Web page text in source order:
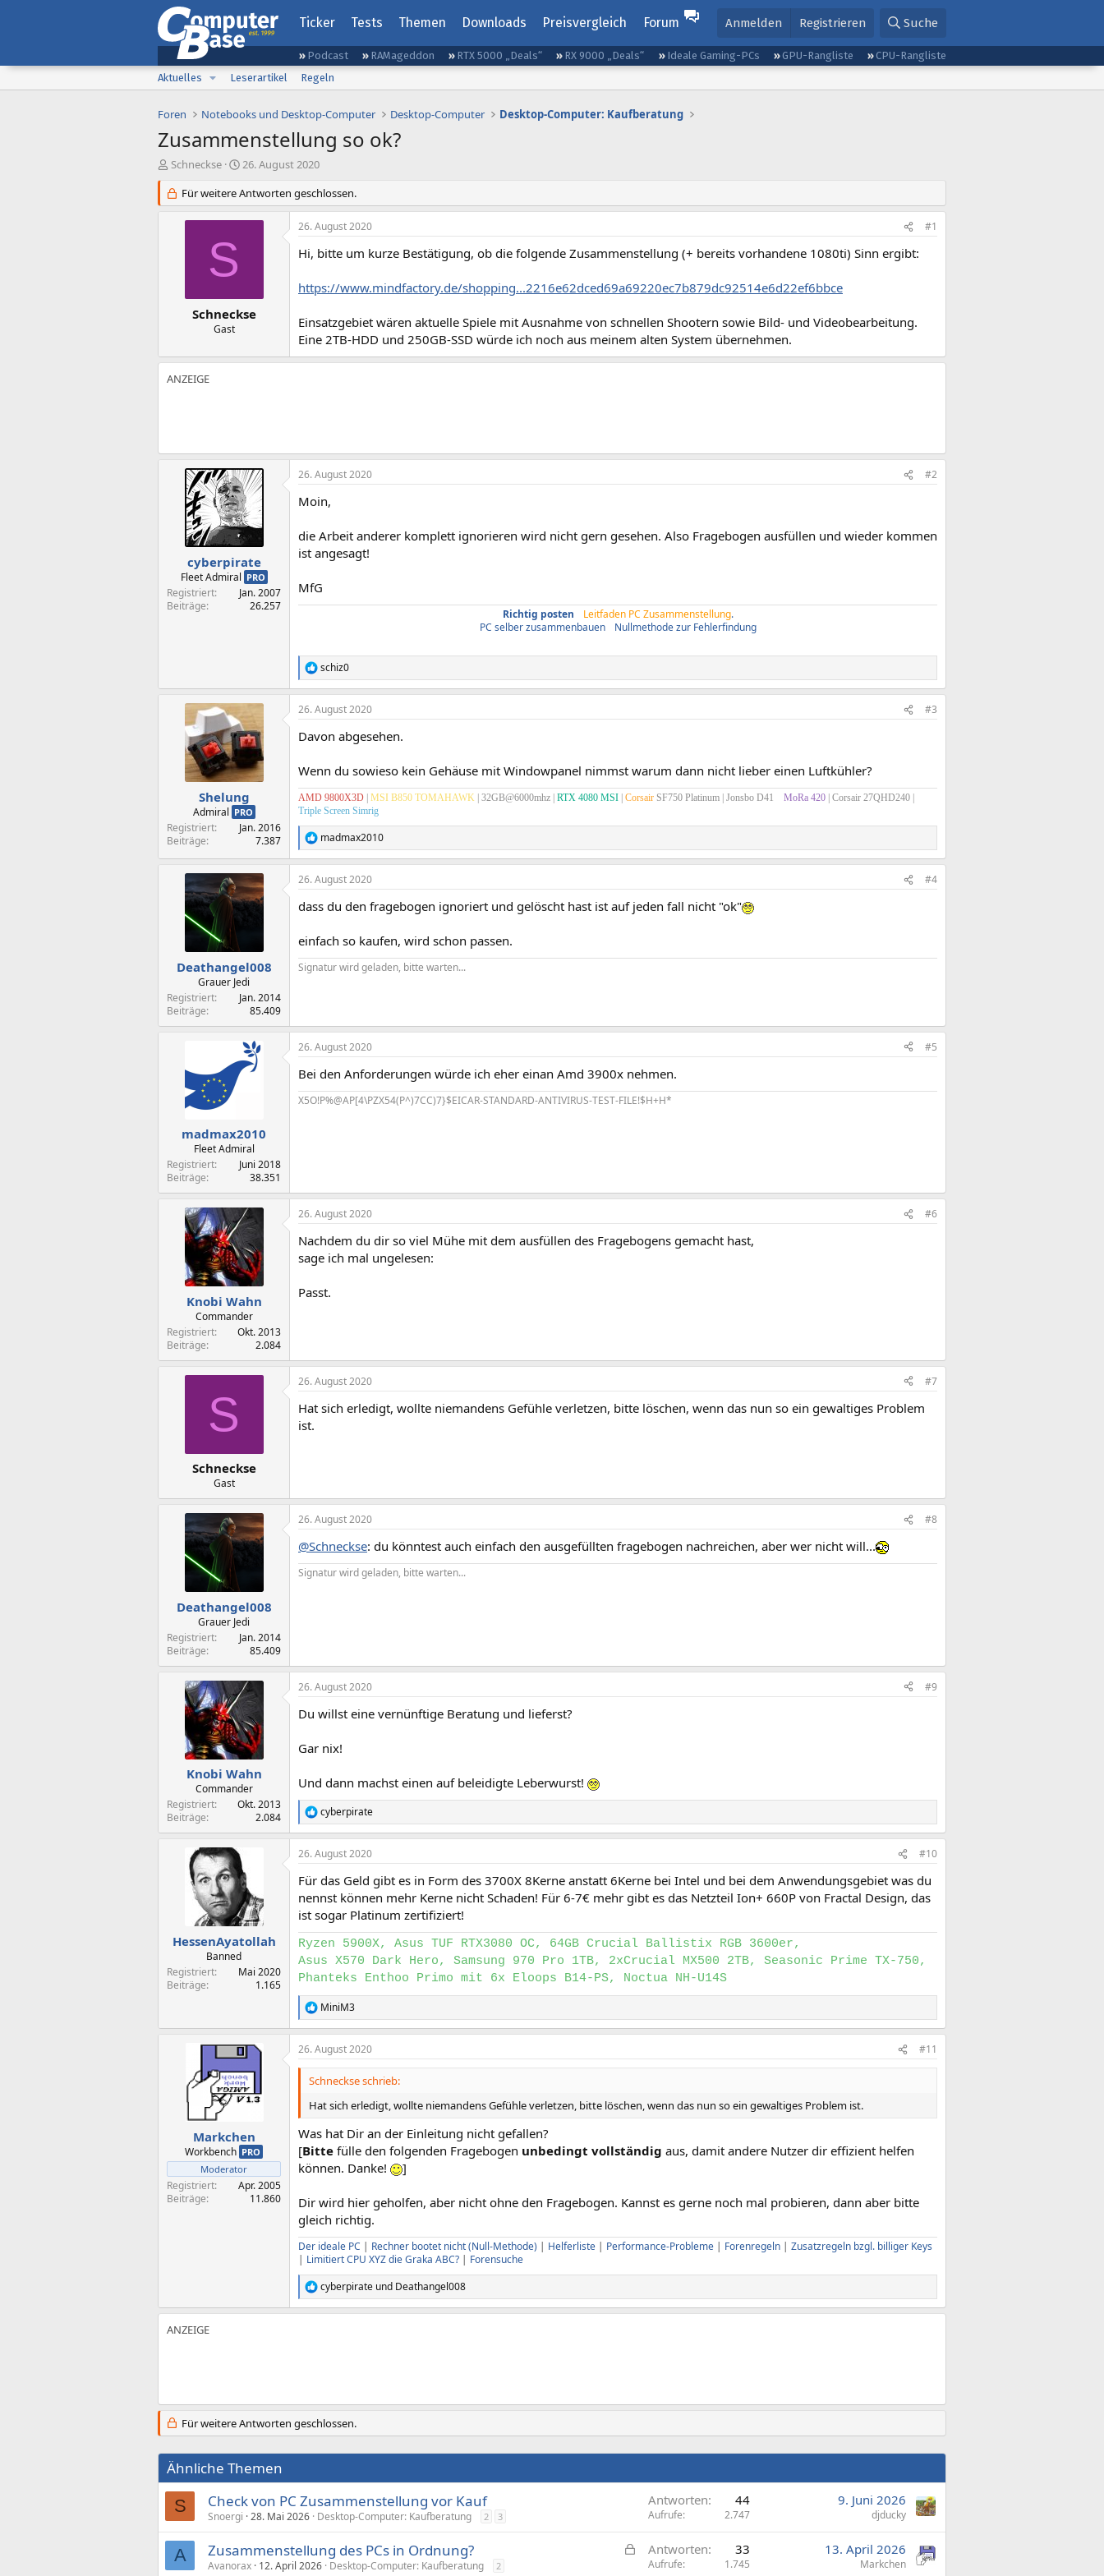
Ticker Tests Themen Downloads Preisvergleich Forum Anmelden Registrieren Suche
Podcast RAMageddon RTX 5000 „Deals“ RX 9000 „Deals“ Ideale Gaming-PCs GPU-Rangliste
CPU-Rangliste
Aktuelles
Leserartikel Regeln
Foren Notebooks und Desktop-Computer Desktop-Computer Desktop-Computer: Kaufberatung
Zusammenstellung so ok?
E
s
t
Schneckse
E
s
t
e
m
26. August 2020
Für weitere Antworten geschlossen.
S
Schneckse
Gast
26. August 2020 #1
Hi, bitte um kurze Bestätigung, ob die folgende Zusammenstellung (+ bereits vorhandene 1080ti) Sinn ergibt:
https://www.mindfactory.de/shopping...2216e62dced69a69220ec7b879dc92514e6d22ef6bbce
Einsatzgebiet wären aktuelle Spiele mit Ausnahme von schnellen Shootern sowie Bild- und Videobearbeitung.
Eine 2TB-HDD und 250GB-SSD würde ich noch aus meinem alten System übernehmen.
cyberpirate
Fleet Admiral PRO
Registriert
Jan. 2007
Beiträge
26.257
26. August 2020 #2
Moin,
die Arbeit anderer komplett ignorieren wird nicht gern gesehen. Also Fragebogen ausfüllen und wieder kommen
ist angesagt!
MfG
Richtig posten Leitfaden PC Zusammenstellung.
PC selber zusammenbauen
Nullmethode zur Fehlerfindung
R
e
a
k
i
n
e
n
:
schiz0
Shelung
Admiral PRO
Registriert
Jan. 2016
Beiträge
7.387
26. August 2020 #3
Davon abgesehen.
Wenn du sowieso kein Gehäuse mit Windowpanel nimmst warum dann nicht lieber einen Luftkühler?
AMD 9800X3D MSI B850 TOMAHAWK | 32GB@6000mhz | RTX 4080 MSI Corsair SF750 Platinum | Jonsbo D41 MoRa 420 | Corsair 27QHD240 |
Triple Screen Simrig
R
e
a
k
i
n
e
n
:
madmax2010
Deathangel008
Grauer Jedi
Registriert
Jan. 2014
Beiträge
85.409
26. August 2020 #4
dass du den fragebogen ignoriert und gelöscht hast ist auf jeden fall nicht "ok"
einfach so kaufen, wird schon passen.
Signatur wird geladen, bitte warten...
madmax2010
Fleet Admiral
Registriert
Juni 2018
Beiträge
38.351
26. August 2020 #5
Bei den Anforderungen würde ich eher einan Amd 3900x nehmen.
X5O!P%@AP[4\PZX54(P^)7CC)7}$EICAR-STANDARD-ANTIVIRUS-TEST-FILE!$H+H*
Knobi Wahn
Commander
Registriert
Okt. 2013
Beiträge
2.084
26. August 2020 #6
Nachdem du dir so viel Mühe mit dem ausfüllen des Fragebogens gemacht hast,
sage ich mal ungelesen:
Passt.
S
Schneckse
Gast
26. August 2020 #7
Hat sich erledigt, wollte niemandens Gefühle verletzen, bitte löschen, wenn das nun so ein gewaltiges Problem
ist.
Deathangel008
Grauer Jedi
Registriert
Jan. 2014
Beiträge
85.409
26. August 2020 #8
@Schneckse: du könntest auch einfach den ausgefüllten fragebogen nachreichen, aber wer nicht will...
Signatur wird geladen, bitte warten...
Knobi Wahn
Commander
Registriert
Okt. 2013
Beiträge
2.084
26. August 2020 #9
Du willst eine vernünftige Beratung und lieferst?
Gar nix!
Und dann machst einen auf beleidigte Leberwurst!
R
e
a
k
i
o
n
e
n
:
cyberpirate
HessenAyatollah
Banned
Registriert
Mai 2020
Beiträge
1.165
26. August 2020 #10
Für das Geld gibt es in Form des 3700X 8Kerne anstatt 6Kerne bei Intel und bei dem Anwendungsgebiet was du
nennst können mehr Kerne nicht Schaden! Für 6-7€ mehr gibt es das Netzteil Ion+ 660P von Fractal Design, das
ist sogar Platinum zertifiziert!
Ryzen 5900X, Asus TUF RTX3080 OC, 64GB Crucial Ballistix RGB 3600er,
Asus X570 Dark Hero, Samsung 970 Pro 1TB, 2xCrucial MX500 2TB, Seasonic Prime TX-750,
Phanteks Enthoo Primo mit 6x Eloops B14-PS, Noctua NH-U14S
R
e
a
k
t
e
n
:
MiniM3
Markchen
Workbench PRO
Moderator
Registriert
Apr. 2005
Beiträge
11.860
26. August 2020 #11
Schneckse schrieb:
Hat sich erledigt, wollte niemandens Gefühle verletzen, bitte löschen, wenn das nun so ein gewaltiges Problem ist.
Was hat Dir an der Einleitung nicht gefallen?
[Bitte fülle den folgenden Fragebogen unbedingt vollständig aus, damit andere Nutzer dir effizient helfen
können. Danke!
]
Dir wird hier geholfen, aber nicht ohne den Fragebogen. Kannst es gerne noch mal probieren, dann aber bitte
gleich richtig.
Der ideale PC | Rechner bootet nicht (Null-Methode) | Helferliste | Performance-Probleme | Forenregeln | Zusatzregeln bzgl. billiger Keys
| Limitiert CPU XYZ die Graka ABC? | Forensuche
R
e
a
n
:
cyberpirate und Deathangel008
Für weitere Antworten geschlossen.
Ähnliche Themen
S Check von PC Zusammenstellung vor Kauf
Snoergi 28. Mai 2026 Desktop-Computer: Kaufberatung 2 3
Antworten 44
Aufrufe 2.747
9. Juni 2026
djducky
A
G
Zusammenstellung des PCs in Ordnung?
Avanorax 12. April 2026 Desktop-Computer: Kaufberatung 2
Antworten 33
Aufrufe 1.745
13. April 2026
Markchen